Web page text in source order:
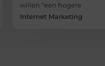
willen “een hogere
Internet Marketing